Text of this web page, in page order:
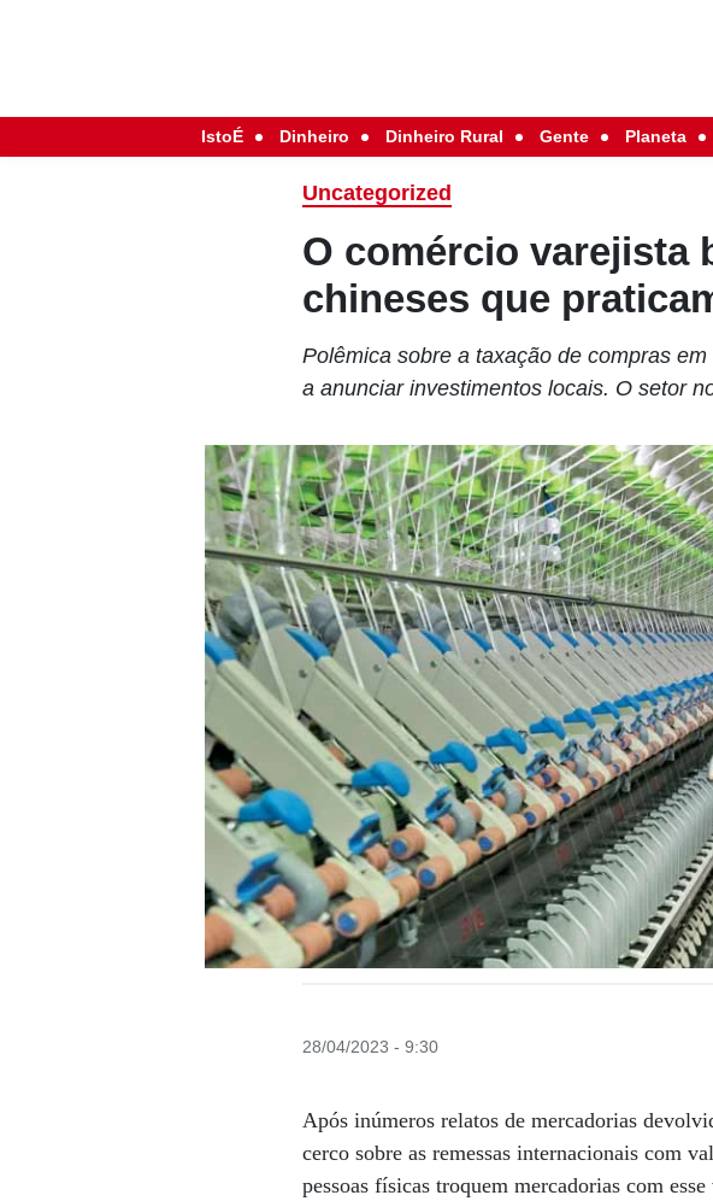
IstoÉ Dinheiro Dinheiro Rural Gente Planeta
Uncategorized
O comércio varejista
chineses que
Polêmica sobre a taxação de compras
a anunciar investimentos locais. O setor
28/04/2023 - 9:30
Após inúmeros relatos de mercadorias
cerco sobre as remessas internacionais com
pessoas físicas troquem mercadorias com